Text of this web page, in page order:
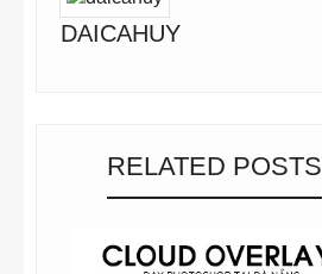
DAICAHUY
RELATED POSTS